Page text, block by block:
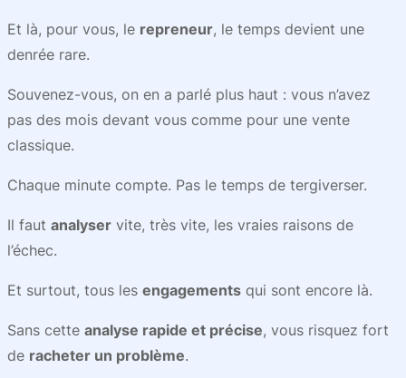
Et là, pour vous, le repreneur, le temps devient une
denrée rare.
Souvenez-vous, on en a parlé plus haut : vous n’avez
pas des mois devant vous comme pour une vente
classique.
Chaque minute compte. Pas le temps de tergiverser.
Il faut analyser vite, très vite, les vraies raisons de
l’échec.
Et surtout, tous les engagements qui sont encore là.
Sans cette analyse rapide et précise, vous risquez fort
de racheter un problème.